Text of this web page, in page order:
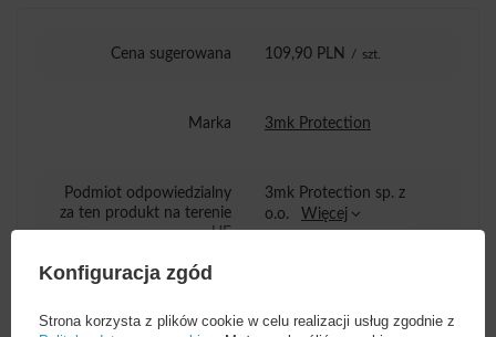
Cena sugerowana 109,90 PLN / szt.
Marka 3mk Protection
Podmiot odpowiedzialny
za ten produkt na terenie
UE
3mk Protection sp. z
o.o.
Więcej
Konfiguracja zgód
Strona korzysta z plików cookie w celu realizacji usług zgodnie z